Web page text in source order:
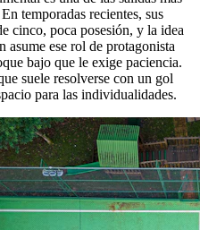
temporadas recientes, sus
cinco, poca posesión, y la idea
ese rol de protagonista
bajo que le exige paciencia.
suele resolverse con un gol
para las individualidades.